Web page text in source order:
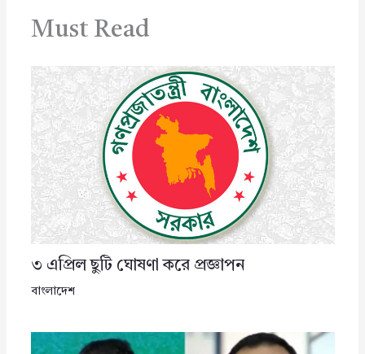
Must Read
৩ এপ্রিল ছুটি ঘোষণা করে প্রজ্ঞাপন
বাংলাদেশ